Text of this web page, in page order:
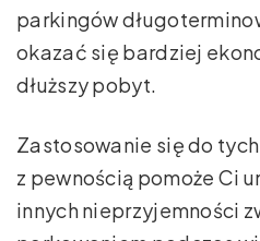
parkingów
okazać się bardziej
dłuższy pobyt.
Zastosowanie się do
z pewnością pomoże Ci
innych nieprzyjemności